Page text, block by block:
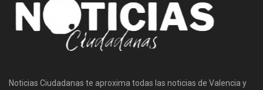
Noticias Ciudadanas te aproxima todas las noticias de Valencia y